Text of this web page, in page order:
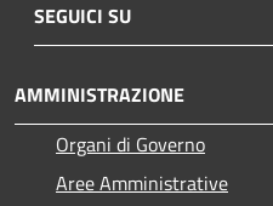
SEGUICI SU
AMMINISTRAZIONE
Organi di Governo
Aree Amministrative